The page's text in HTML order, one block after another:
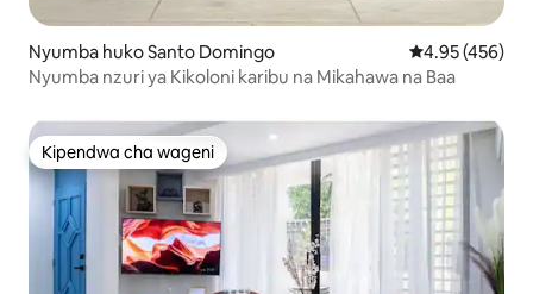
Nyumba huko Santo Domingo Ukadiriaji wa
4.95 (456)
Nyumba nzuri ya Kikoloni karibu na Mikahawa na Baa
Kipendwa cha wageni
Kipendwa cha wageni